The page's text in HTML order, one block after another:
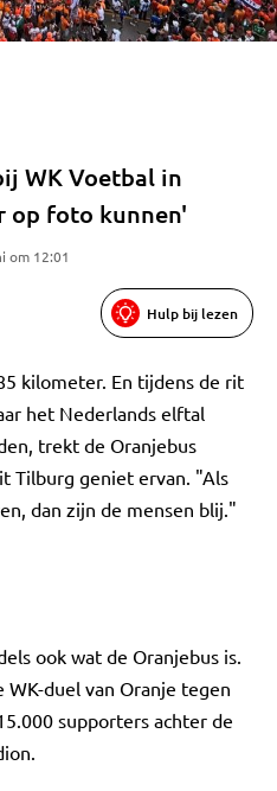
WK Voetbal in
op foto kunnen'
om 12:01
Hulp bij lezen
kilometer. En tijdens de rit
het Nederlands elftal
trekt de Oranjebus
Tilburg geniet ervan. "Als
dan zijn de mensen blij."
ook wat de Oranjebus is.
duel van Oranje tegen
supporters achter de